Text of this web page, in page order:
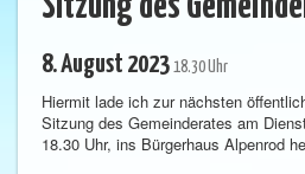
Sitzung des
8. August 2023 18.30 Uhr
Hiermit lade ich zur nächsten
Sitzung des Gemeinderates am
18.30 Uhr, ins Bürgerhaus Alpenrod